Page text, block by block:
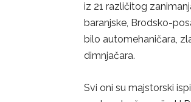
iz 21 različitog
baranjske, Brodsko-
bilo automehaničara,
dimnjačara.
Svi oni su majstorski